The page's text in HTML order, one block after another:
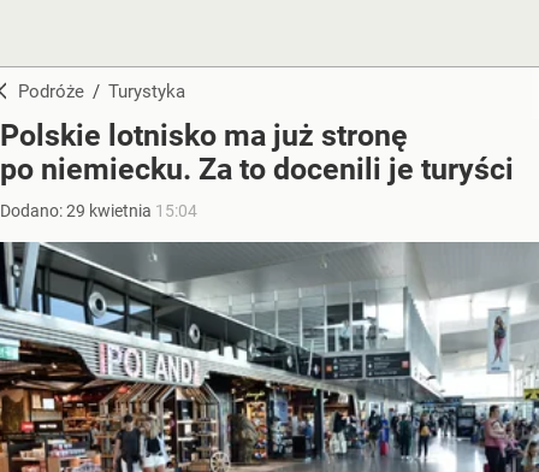
Podróże / Turystyka
Polskie lotnisko ma już stronę
po niemiecku. Za to docenili je turyści
Dodano:29 kwietnia 15:04